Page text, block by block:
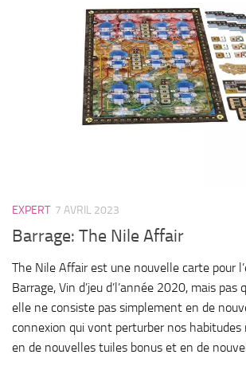
EXPERT 7 AVRIL 2023
Barrage: The Nile Affair
The Nile Affair est une nouvelle carte pour
Barrage, Vin d’jeu d’l’année 2020, mais pas
elle ne consiste pas simplement en de
connexion qui vont perturber nos
en de nouvelles tuiles bonus et en de